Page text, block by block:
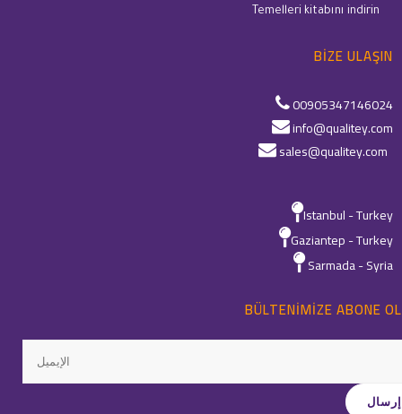
Temelleri kitabını indirin
BIZE ULAŞIN
00905347146024
info@qualitey.com
sales@qualitey.com
Istanbul - Turkey
Gaziantep - Turkey
Sarmada - Syria
BÜLTENIMIZE ABONE